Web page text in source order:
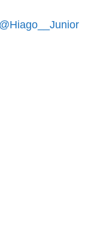
@Hiago__Junior